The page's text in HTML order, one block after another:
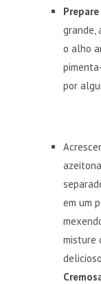
grande,
o alho
por
em um
misture